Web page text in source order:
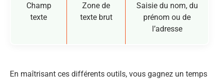
Champ
texte
Zone de
texte brut
Saisie du nom, du
prénom ou de
l’adresse
En maîtrisant ces différents outils, vous gagnez un temps